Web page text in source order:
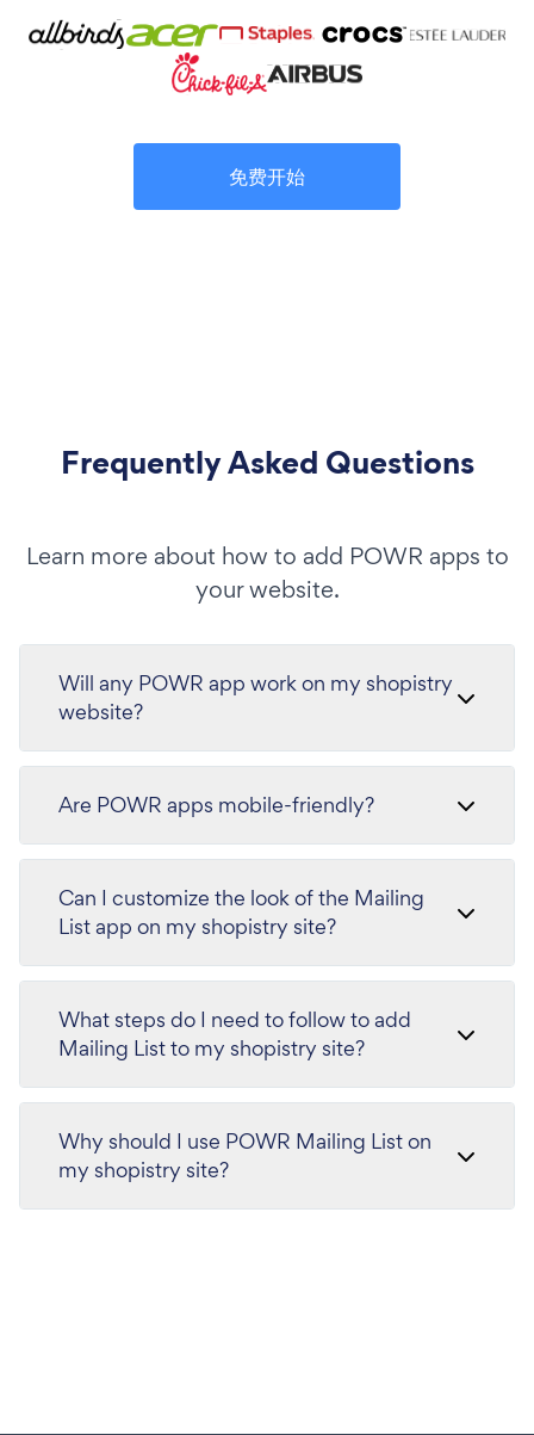
免费开始
Frequently Asked Questions
Learn more about how to add POWR apps to
your website.
Will any POWR app work on my shopistry
website?
Are POWR apps mobile-friendly?
Can I customize the look of the Mailing
List app on my shopistry site?
What steps do I need to follow to add
Mailing List to my shopistry site?
Why should I use POWR Mailing List on
my shopistry site?